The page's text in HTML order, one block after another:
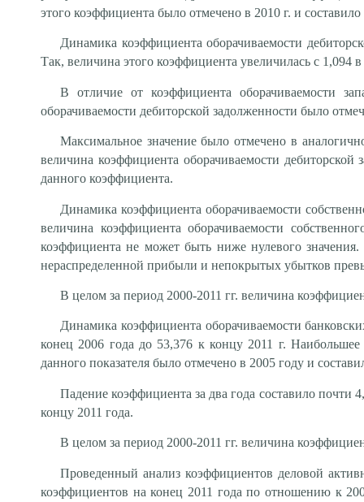
этого коэффициента было отмечено в 2010 г. и
Динамика коэффициента оборачиваемости
Так, величина этого коэффициента увеличилась с 1,094
В отличие от коэффициента оборачиваемости
оборачиваемости дебиторской задолженности было
Максимальное значение было отмечено в
величина коэффициента оборачиваемости
данного коэффициента.
Динамика коэффициента оборачиваемости
величина коэффициента оборачиваемости
коэффициента не может быть ниже нулевого
нераспределенной прибыли и непокрытых убытков
В целом за период 2000-2011 гг. величина
Динамика коэффициента оборачиваемости
конец 2006 года до 53,376 к концу 2011 г. Наибольшее
данного показателя было отмечено в 2005 году и
Падение коэффициента за два года составило почти
концу 2011 года.
В целом за период 2000-2011 гг. величина
Проведенный анализ коэффициентов деловой
коэффициентов на конец 2011 года по отношению к